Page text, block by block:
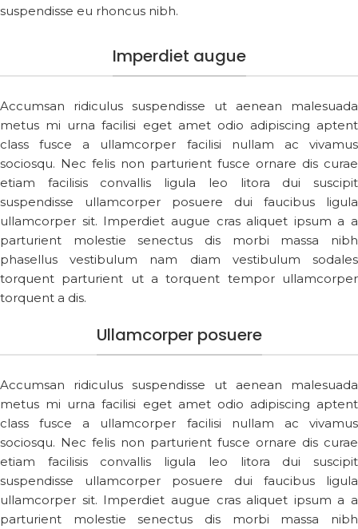
suspendisse eu rhoncus nibh.
Imperdiet augue
Accumsan ridiculus suspendisse ut aenean malesuada
metus mi urna facilisi eget amet odio adipiscing aptent
class fusce a ullamcorper facilisi nullam ac vivamus
sociosqu. Nec felis non parturient fusce ornare dis curae
etiam facilisis convallis ligula leo litora dui suscipit
suspendisse ullamcorper posuere dui faucibus ligula
ullamcorper sit. Imperdiet augue cras aliquet ipsum a a
parturient molestie senectus dis morbi massa nibh
phasellus vestibulum nam diam vestibulum sodales
torquent parturient ut a torquent tempor ullamcorper
torquent a dis.
Ullamcorper posuere
Accumsan ridiculus suspendisse ut aenean malesuada
metus mi urna facilisi eget amet odio adipiscing aptent
class fusce a ullamcorper facilisi nullam ac vivamus
sociosqu. Nec felis non parturient fusce ornare dis curae
etiam facilisis convallis ligula leo litora dui suscipit
suspendisse ullamcorper posuere dui faucibus ligula
ullamcorper sit. Imperdiet augue cras aliquet ipsum a a
parturient molestie senectus dis morbi massa nibh